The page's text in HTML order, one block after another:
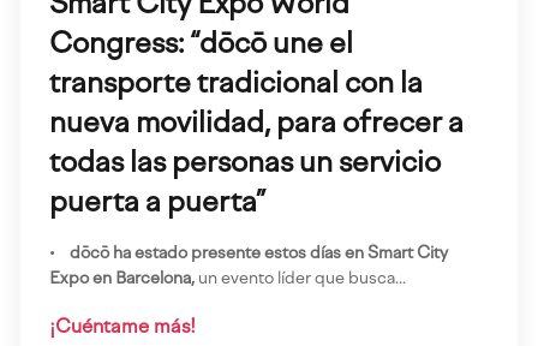
Congress: “dōcō une el
transporte tradicional con la
nueva movilidad, para ofrecer a
todas las personas un servicio
puerta a puerta”
• dōcō ha estado presente estos días en Smart City
Expo en Barcelona, un evento líder que busca...
¡Cuéntame más!